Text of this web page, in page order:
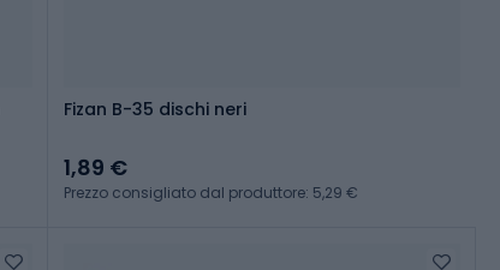
Fizan B-35 dischi neri
1,89 €
Prezzo consigliato dal produttore: 5,29 €